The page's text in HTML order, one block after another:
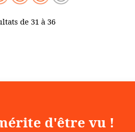
de 31 à 36
d'être vu !